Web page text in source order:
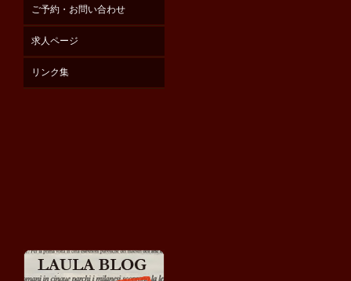
ご予約・お問い合わせ
求人ページ
リンク集